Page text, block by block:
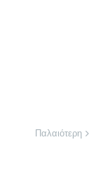
Παλαιότερη